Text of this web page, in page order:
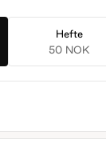
Hefte
50 NOK